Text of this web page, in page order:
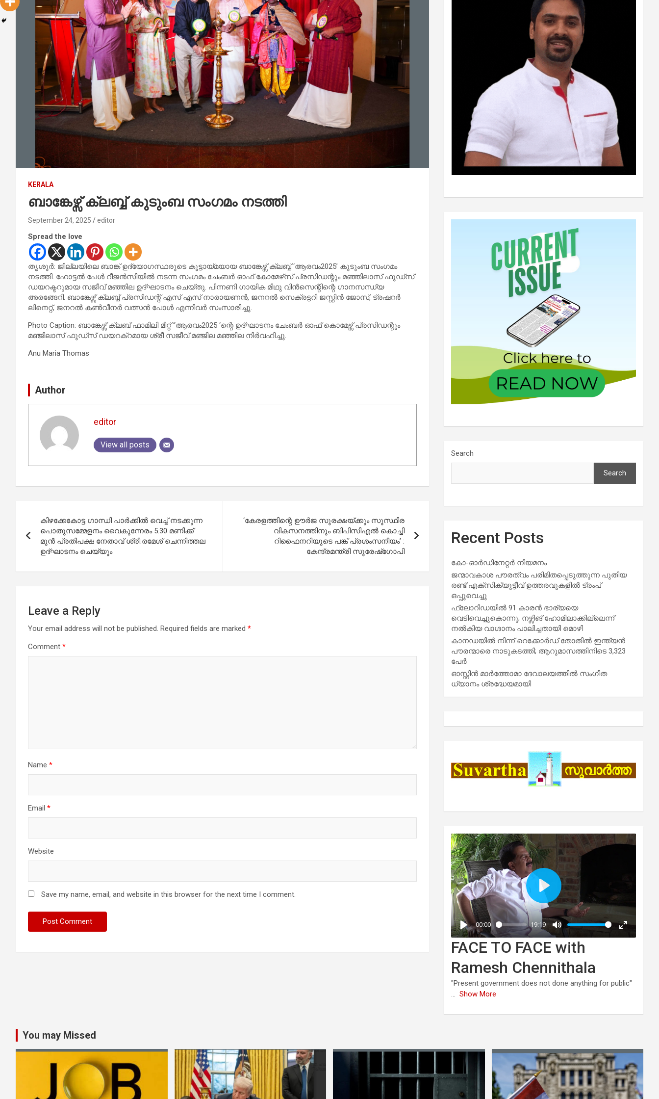
KERALA
ബാങ്കേഴ്സ് ക്ലബ്ബ് കുടുംബ സംഗമം നടത്തി
September 24, 2025 editor
Spread the love
തൃശൂർ: ജില്ലയിലെ ബാങ്ക് ഉദ്യോഗസ്ഥരുടെ കൂട്ടായ്മയായ ബാങ്കേഴ്സ് ക്ലബ്ബ് ‘ആരവം2025’ കുടുംബ സംഗമം
നടത്തി. ഹോട്ടൽ പേൾ റീജൻസിയിൽ നടന്ന സംഗമം ചേംബർ ഓഫ് കോമേഴ്‌സ് പ്രസിഡന്റും മഞ്ഞിലാസ് ഫുഡ്സ്
ഡയറക്ടറുമായ സജീവ് മഞ്ഞില ഉദ്‌ഘാടനം ചെയ്തു. പിന്നണി ഗായിക മിഥു വിൻസെന്റിന്റെ ഗാനസന്ധ്യ
അരങ്ങേറി. ബാങ്കേഴ്സ് ക്ലബ്ബ് പ്രസിഡന്റ് എസ് എസ് നാരായണൻ, ജനറൽ സെക്രട്ടറി ജസ്റ്റിൻ ജോസ്, ട്രഷറർ
ലിനെറ്റ്, ജനറൽ കൺവീനർ വത്സൻ പോൾ എന്നിവർ സംസാരിച്ചു.
Photo Caption: ബാങ്കേഴ്സ് ക്ലബ് ഫാമിലി മീറ്റ് “ആരവം2025 ‘ന്റെ ഉദ്ഘാടനം ചേംബർ ഓഫ് കൊമേഴ്സ് പ്രസിഡന്റും
മഞ്ജിലാസ് ഫുഡ്സ് ഡയറക്റമായ ശ്രീ സജീവ് മഞ്ജില മഞ്ഞില നിർവഹിച്ചു.
Anu Maria Thomas
Author
editor
View all posts
navigation
കിഴക്കേകോട്ട ഗാന്ധി പാർക്കിൽ വെച്ച് നടക്കുന്ന
പൊതുസമ്മേളനം വൈകുന്നേരം 5.30 മണിക്ക്
മുൻ പ്രതിപക്ഷ നേതാവ് ശ്രീ.രമേശ് ചെന്നിത്തല
ഉദ്ഘാടനം ചെയ്യും
‘കേരളത്തിന്റെ ഊർജ സുരക്ഷയ്ക്കും സുസ്ഥിര
വികസനത്തിനും ബിപിസിഎൽ കൊച്ചി
റിഫൈനറിയുടെ പങ്ക് പ്രശംസനീയം’ :
കേന്ദ്രമന്ത്രി സുരേഷ്‌ഗോപി
Leave a Reply
Your email address will not be published. Required fields are marked *
Comment *
Name *
Email *
Website
Save my name, email, and website in this browser for the next time I comment.
Search
Search
Recent Posts
കോ-ഓർഡിനേറ്റർ നിയമനം
ജന്മാവകാശ പൗരത്വം പരിമിതപ്പെടുത്തുന്ന പുതിയ
രണ്ട് എക്സിക്യൂട്ടീവ് ഉത്തരവുകളിൽ ട്രംപ്
ഒപ്പുവെച്ചു
ഫ്ലോറിഡയിൽ 91 കാരൻ ഭാര്യയെ
വെടിവെച്ചുകൊന്നു; നഴ്സിങ് ഹോമിലാക്കില്ലെന്ന്
നൽകിയ വാഗ്ദാനം പാലിച്ചതായി മൊഴി
കാനഡയിൽ നിന്ന് റെക്കോർഡ് തോതിൽ ഇന്ത്യൻ
പൗരന്മാരെ നാടുകടത്തി; ആറുമാസത്തിനിടെ 3,323
പേർ
ഓസ്റ്റിൻ മാർത്തോമാ ദേവാലയത്തിൽ സംഗീത
ധ്യാനം ശ്രദ്ധേയമായി
FACE TO FACE with
Ramesh Chennithala
"Present government does not done anything for public"
... Show More
You may Missed